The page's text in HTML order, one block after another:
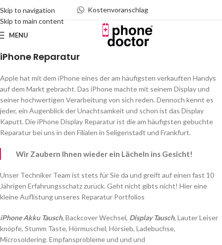
Skip to navigation
Skip to main content
Kostenvoranschlag
MENU
iPhone Reparatur
Apple hat mit dem iPhone eines der am häufigsten verkauften Handys
auf dem Markt gebracht. Das iPhone machte mit seinem Display und
seiner hochwertigen Verarbeitung von sich reden. Dennoch kennt es
jeder, ein Augenblick der Unachtsamkeit und schon ist das Display
Kaputt. Die iPhone Display Reparatur ist die am häufigsten gebuchte
Reparatur bei uns in den Filialen in Seligenstadt und Frankfurt.
Wir Zaubern Ihnen wieder ein Lächeln ins Gesicht!
Unser Techniker Team ist stets für Sie da und greift auf einen fast 10
Jährigen Erfahrungsschatz zurück. Geht nicht gibts nicht! Hier eine
kleine Auflistung unseres Reparatur Portfolios
iPhone Akku Tausch, Backcover Wechsel, Display Tausch, Lauter Leiser
knöpfe, Stumm Taste, Hörmuschel, Hörsieb, Ladebuchse,
Microsoldering. Empfansprobleme und und und